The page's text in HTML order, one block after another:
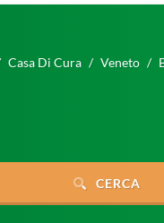
Casa Di Cura Veneto
CERCA